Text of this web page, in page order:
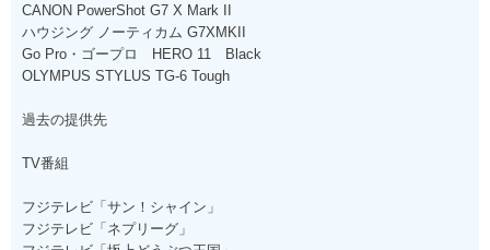
CANON PowerShot G7 X Mark II
ハウジング ノーティカム G7XMKII
Go Pro・ゴープロ HERO 11 Black
OLYMPUS STYLUS TG-6 Tough
過去の提供先
TV番組
フジテレビ「サン！シャイン」
フジテレビ「ネプリーグ」